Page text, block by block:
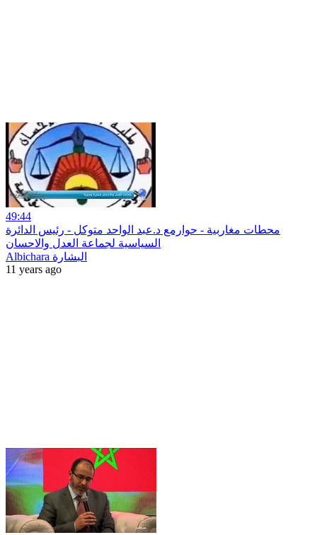
49:44
محطات مغاربية - حوارمع د.عبد الواحد متوكل - رئيس الدائرة
السياسية لجماعة العدل والاحسان
Albichara البشارة
11 years ago